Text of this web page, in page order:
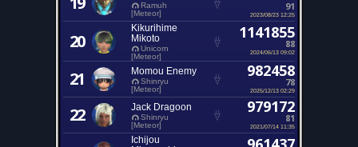
Ramuh
[Meteor]
91
2023/08/23 12:25
20
Kikurihime
Mikoto
Unicorn
[Meteor]
1141855
88
2024/06/13 09:02
21 Momou Enemy
Shinryu
[Meteor]
982458
78
2025/12/13 02:29
22 Jack Dragoon
Shinryu
[Meteor]
979172
81
2021/07/14 11:35
Ichijou